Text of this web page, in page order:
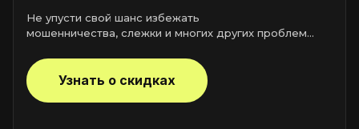
Не упусти свой шанс избежать
мошенничества, слежки и многих других проблем...
Узнать о скидках